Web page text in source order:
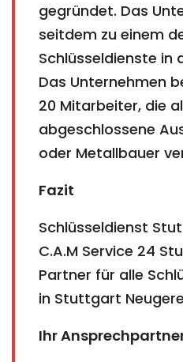
gegründet. Das
seitdem zu einem
Schlüsseldienste in
Das Unternehmen
20 Mitarbeiter, die
abgeschlossene
oder Metallbauer
Fazit
Schlüsseldienst
C.A.M Service 24
Partner für alle
in Stuttgart
Ihr